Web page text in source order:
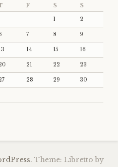
F S S
1 2
7 8 9
14 15 16
21 22 23
28 29 30
Theme: Libretto by